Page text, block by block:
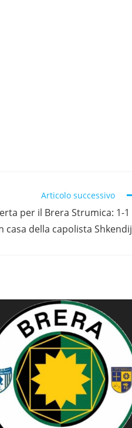
Articolo successivo
per il Brera Strumica: 1-1
casa della capolista